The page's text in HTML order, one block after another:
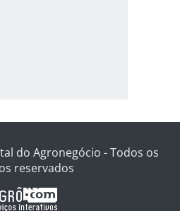
do Agronegócio - Todos os
reservados